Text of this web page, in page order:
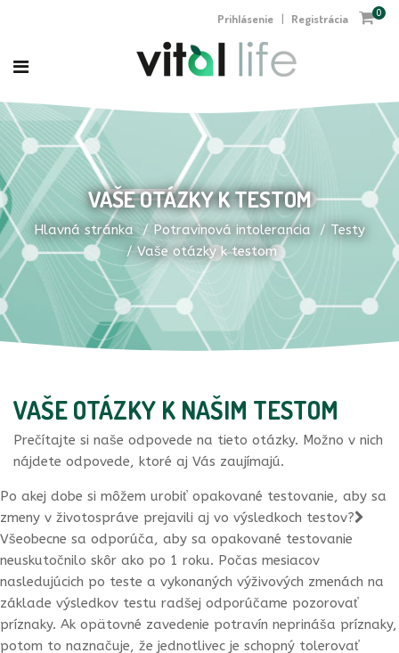
Prihlásenie | Registrácia 0
VAŠE OTÁZKY K TESTOM
Hlavná stránka Potravinová intolerancia
Testy
Vaše otázky k testom
VAŠE OTÁZKY K NAŠIM TESTOM
Prečítajte si naše odpovede na tieto otázky. Možno v nich
nájdete odpovede, ktoré aj Vás zaujímajú.
Po akej dobe si môžem urobiť opakované testovanie, aby sa
zmeny v životospráve prejavili aj vo výsledkoch testov?
Všeobecne sa odporúča, aby sa opakované testovanie
neuskutočnilo skôr ako po 1 roku. Počas mesiacov
nasledujúcich po teste a vykonaných výživových zmenách na
základe výsledkov testu radšej odporúčame pozorovať
príznaky. Ak opätovné zavedenie potravín neprináša príznaky,
potom to naznačuje, že jednotlivec je schopný tolerovať